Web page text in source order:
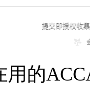
用的